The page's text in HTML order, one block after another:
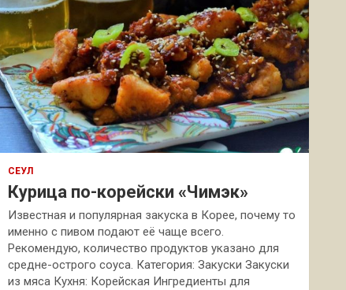
СЕУЛ
Курица по-корейски «Чимэк»
Известная и популярная закуска в Корее, почему то
именно с пивом подают её чаще всего.
Рекомендую, количество продуктов указано для
средне-острого соуса. Категория: Закуски Закуски
из мяса Кухня: Корейская Ингредиенты для